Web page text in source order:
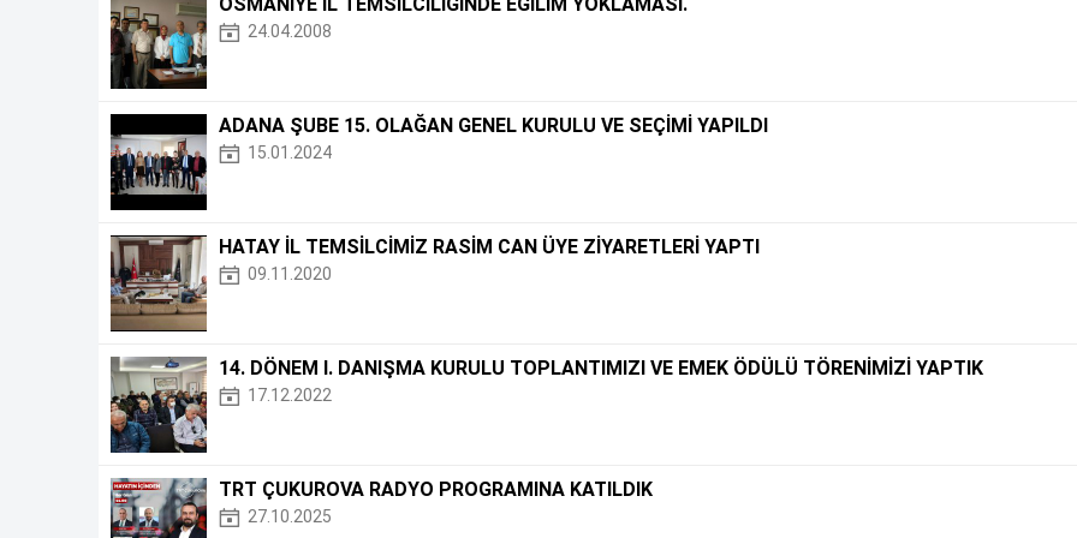
24.04.2008
ADANA ŞUBE 15. OLAĞAN GENEL KURULU VE SEÇİMİ YAPILDI
15.01.2024
HATAY İL TEMSİLCİMİZ RASİM CAN ÜYE ZİYARETLERİ YAPTI
09.11.2020
14. DÖNEM I. DANIŞMA KURULU TOPLANTIMIZI VE EMEK ÖDÜLÜ TÖRENİMİZİ YAPTIK
17.12.2022
TRT ÇUKUROVA RADYO PROGRAMINA KATILDIK
27.10.2025